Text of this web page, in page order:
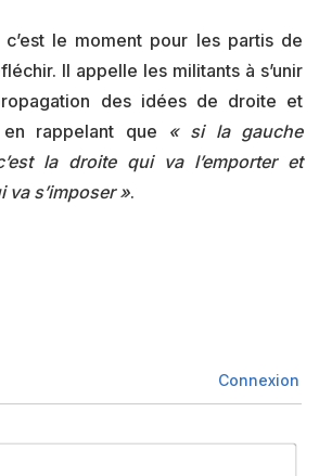
c’est le moment pour les partis de
Il appelle les militants à s’unir
des idées de droite et
rappelant que
« si la gauche
la droite qui va l’emporter et
va s’imposer ».
Connexion